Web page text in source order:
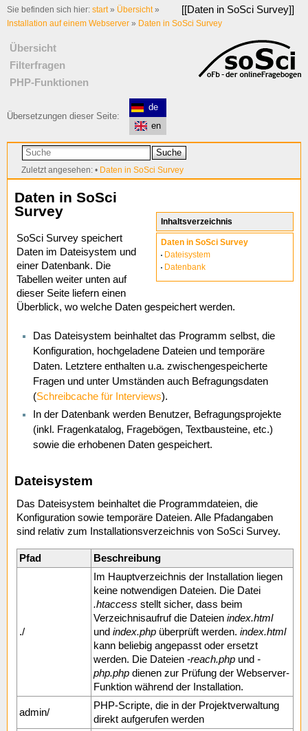
[[Daten in SoSci Survey]]
Sie befinden sich hier: start» Übersicht»
Installation auf einem Webserver » Daten in SoSci Survey
Übersicht
Filterfragen
PHP-Funktionen
Übersetzungen dieser Seite:
de
en
Suche
Zuletzt angesehen: • Daten in SoSci Survey
Inhaltsverzeichnis
Daten in SoSci Survey
Dateisystem
Datenbank
Daten in SoSci
Survey
SoSci Survey speichert
Daten im Dateisystem und
einer Datenbank. Die
Tabellen weiter unten auf
dieser Seite liefern einen
Überblick, wo welche Daten gespeichert werden.
Das Dateisystem beinhaltet das Programm selbst, die
Konfiguration, hochgeladene Dateien und temporäre
Daten. Letztere enthalten u.a. zwischengespeicherte
Fragen und unter Umständen auch Befragungsdaten
(Schreibcache für Interviews).
In der Datenbank werden Benutzer, Befragungsprojekte
(inkl. Fragenkatalog, Fragebögen, Textbausteine, etc.)
sowie die erhobenen Daten gespeichert.
Dateisystem
Das Dateisystem beinhaltet die Programmdateien, die
Konfiguration sowie temporäre Dateien. Alle Pfadangaben
sind relativ zum Installationsverzeichnis von SoSci Survey.
Pfad Beschreibung
./
Im Hauptverzeichnis der Installation liegen
keine notwendigen Dateien. Die Datei
.htaccess stellt sicher, dass beim
Verzeichnisaufruf die Dateien index.html
und index.php überprüft werden. index.html
kann beliebig angepasst oder ersetzt
werden. Die Dateien -reach.php und -
php.php dienen zur Prüfung der Webserver-
Funktion während der Installation.
admin/
PHP-Scripte, die in der Projektverwaltung
direkt aufgerufen werden